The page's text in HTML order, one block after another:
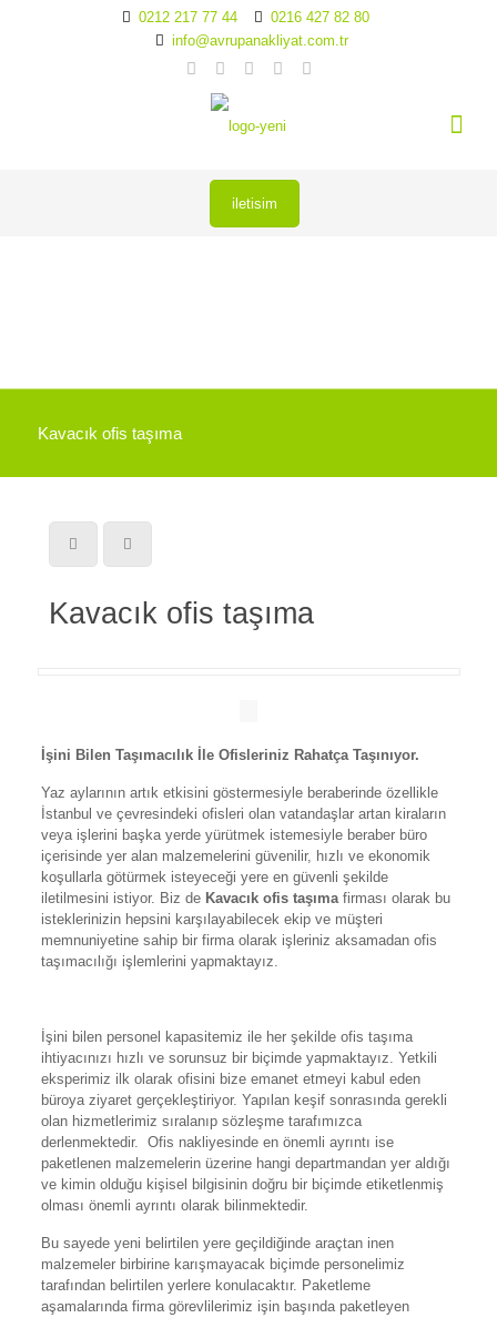
0212 217 77 44
0216 427 82 80
info@avrupanakliyat.com.tr
iletisim
Kavacık ofis taşıma
Kavacık ofis taşıma
İşini Bilen Taşımacılık İle Ofisleriniz Rahatça Taşınıyor.
Yaz aylarının artık etkisini göstermesiyle beraberinde özellikle
İstanbul ve çevresindeki ofisleri olan vatandaşlar artan kiraların
veya işlerini başka yerde yürütmek istemesiyle beraber büro
içerisinde yer alan malzemelerini güvenilir, hızlı ve ekonomik
koşullarla götürmek isteyeceği yere en güvenli şekilde
iletilmesini istiyor. Biz de Kavacık ofis taşımafirması olarak bu
isteklerinizin hepsini karşılayabilecek ekip ve müşteri
memnuniyetine sahip bir firma olarak işleriniz aksamadan ofis
taşımacılığı işlemlerini yapmaktayız.
İşini bilen personel kapasitemiz ile her şekilde ofis taşıma
ihtiyacınızı hızlı ve sorunsuz bir biçimde yapmaktayız. Yetkili
eksperimiz ilk olarak ofisini bize emanet etmeyi kabul eden
büroya ziyaret gerçekleştiriyor. Yapılan keşif sonrasında gerekli
olan hizmetlerimiz sıralanıp sözleşme tarafımızca
derlenmektedir. Ofis nakliyesinde en önemli ayrıntı ise
paketlenen malzemelerin üzerine hangi departmandan yer aldığı
ve kimin olduğu kişisel bilgisinin doğru bir biçimde etiketlenmiş
olması önemli ayrıntı olarak bilinmektedir.
Bu sayede yeni belirtilen yere geçildiğinde araçtan inen
malzemeler birbirine karışmayacak biçimde personelimiz
tarafından belirtilen yerlere konulacaktır. Paketleme
aşamalarında firma görevlilerimiz işin başında paketleyen